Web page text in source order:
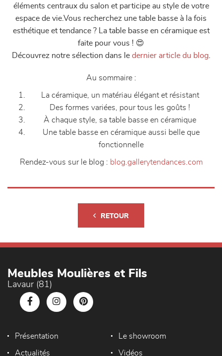
éléments centraux du salon et participe au style de votre
espace de vie.Vous recherchez une table basse à la fois
esthétique et tendance ? La table basse en céramique est
faite pour vous ! 😍
Découvrez notre sélection dans le dernier article du blog.
Au sommaire :
La céramique, un matériau élégant et résistant
Des formes variées, pour tous les goûts !
À chaque style, sa table basse en céramique
Une table basse en céramique aussi belle que
fonctionnelle
Rendez-vous sur le blog : blog.gallerytendances.com
RETOUR
Meubles Moulières et Fils
Lavaur (81)
Présentation Le showroom
Actualités Vidéos